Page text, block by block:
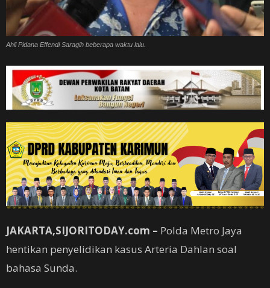
Ahli Pidana Effendi Saragih beberapa waktu lalu.
JAKARTA,SIJORITODAY.com – Polda Metro Jaya
hentikan penyelidikan kasus Arteria Dahlan soal
bahasa Sunda.